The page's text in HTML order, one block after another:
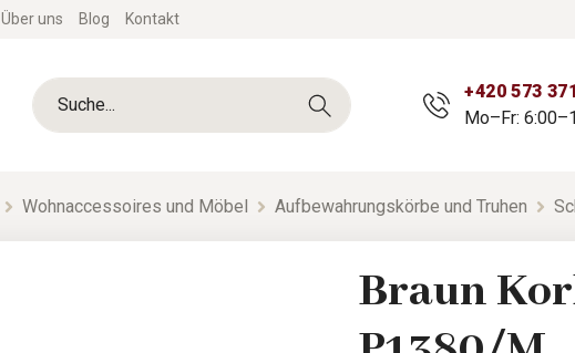
Über uns Blog Kontakt
+420 573
Mo–Fr:
Wohnaccessoires und Möbel Aufbewahrungskörbe und Truhen
Braun